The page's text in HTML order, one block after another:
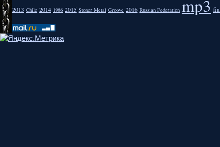
2013 Chile 2014 1986 2015 Stoner Metal Groove 2016 Russian Federation mp3